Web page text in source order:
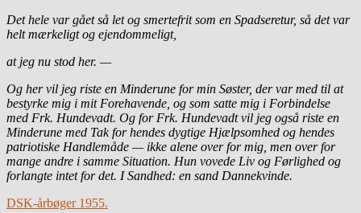
Det hele var gået så let og smertefrit som en Spadseretur, så det var
helt mærkeligt og ejendommeligt,
at jeg nu stod her. —
Og her vil jeg riste en Minderune for min Søster, der var med til at
bestyrke mig i mit Forehavende, og som satte mig i Forbindelse
med Frk. Hundevadt. Og for Frk. Hundevadt vil jeg også riste en
Minderune med Tak for hendes dygtige Hjælpsomhed og hendes
patriotiske Handlemåde — ikke alene over for mig, men over for
mange andre i samme Situation. Hun vovede Liv og Førlighed og
forlangte intet for det. I Sandhed: en sand Dannekvinde.
DSK-årbøger 1955.